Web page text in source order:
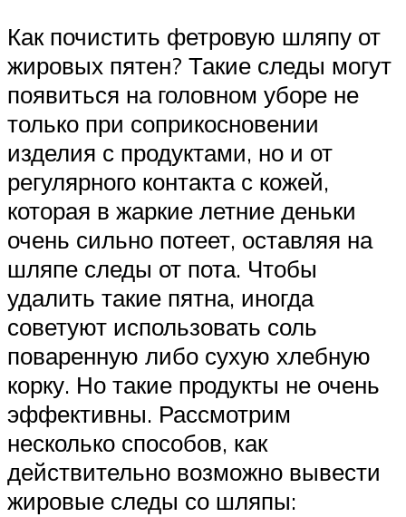
Как почистить фетровую шляпу от
жировых пятен? Такие следы могут
появиться на головном уборе не
только при соприкосновении
изделия с продуктами, но и от
регулярного контакта с кожей,
которая в жаркие летние деньки
очень сильно потеет, оставляя на
шляпе следы от пота. Чтобы
удалить такие пятна, иногда
советуют использовать соль
поваренную либо сухую хлебную
корку. Но такие продукты не очень
эффективны. Рассмотрим
несколько способов, как
действительно возможно вывести
жировые следы со шляпы: